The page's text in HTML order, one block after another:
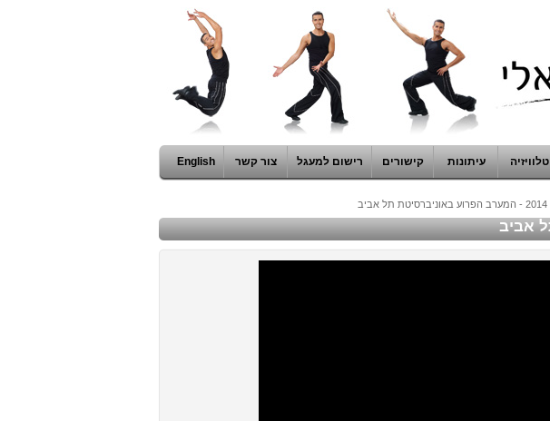
טלוויזיה עיתונות קישורים רישום למעגל צור קשר English